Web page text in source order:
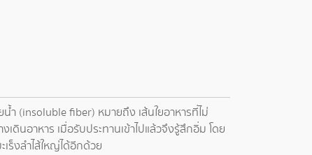
น้ำ (insoluble fiber) หมายถึง เส้นใยอาหารที่ไม่
ดินอาหาร เมื่อรับประทานเข้าไปแล้วจึงรู้สึกอิ่ม โดย
ร็งลำไส้ใหญ่ได้อีกด้วย